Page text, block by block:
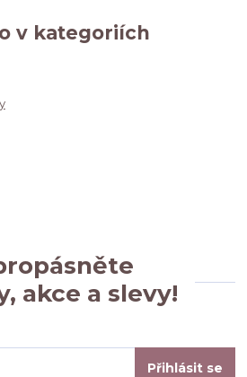
v kategoriích
akce a slevy!
Přihlásit se